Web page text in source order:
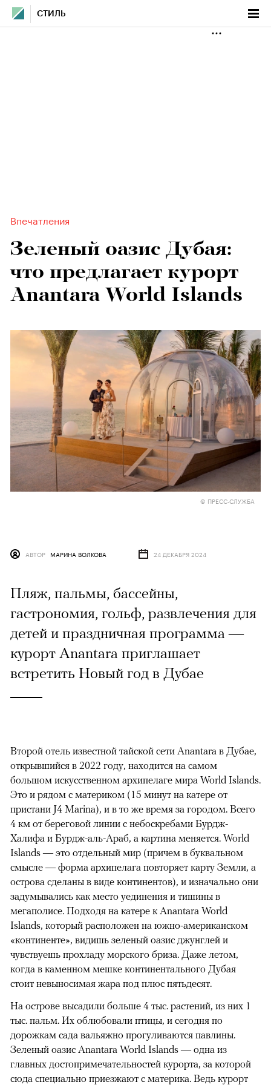
СТИЛЬ
Впечатления
Зеленый оазис Дубая:
что предлагает курорт
Anantara World Islands
© ПРЕСС-СЛУЖБА
АВТОР МАРИНА ВОЛКОВА 24 ДЕКАБРЯ 2024
Пляж, пальмы, бассейны,
гастрономия, гольф, развлечения для
детей и праздничная программа —
курорт Anantara приглашает
встретить Новый год в Дубае
Второй отель известной тайской сети Anantara в Дубае,
открывшийся в 2022 году, находится на самом
большом искусственном архипелаге мира World Islands.
Это и рядом с материком (15 минут на катере от
пристани J4 Marina), и в то же время за городом. Всего
4 км от береговой линии с небоскребами Бурдж-
Халифа и Бурдж-аль-Араб, а картина меняется. World
Islands — это отдельный мир (причем в буквальном
смысле — форма архипелага повторяет карту Земли, а
острова сделаны в виде континентов), и изначально они
задумывались как место уединения и тишины в
мегаполисе. Подходя на катере к Anantara World
Islands, который расположен на южно-американском
«континенте», видишь зеленый оазис джунглей и
чувствуешь прохладу морского бриза. Даже летом,
когда в каменном мешке континентального Дубая
стоит невыносимая жара под плюс пятьдесят.
На острове высадили больше 4 тыс. растений, из них 1
тыс. пальм. Их облюбовали птицы, и сегодня по
дорожкам сада вальяжно прогуливаются павлины.
Зеленый оазис Anantara World Islands — одна из
главных достопримечательностей курорта, за которой
сюда специально приезжают с материка. Ведь курорт